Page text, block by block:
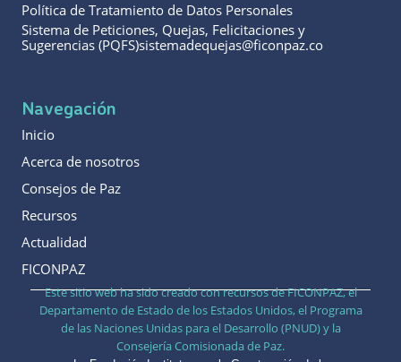
Política de Tratamiento de Datos Personales
Sistema de Peticiones, Quejas, Felicitaciones y
Sugerencias (PQFS)sistemadequejas@ficonpaz.co
Navegación
Inicio
Acerca de nosotros
Consejos de Paz
Recursos
Actualidad
FICONPAZ
Este sitio web ha sido creado con recursos de FICONPAZ, el
Departamento de Estado de los Estados Unidos, el Programa
de las Naciones Unidas para el Desarrollo (PNUD) y la
Consejería Comisionada de Paz.